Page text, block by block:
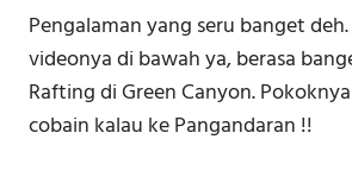
Pengalaman yang seru banget
videonya di bawah ya, berasa
Rafting di Green Canyon.
cobain kalau ke Pangandaran !!